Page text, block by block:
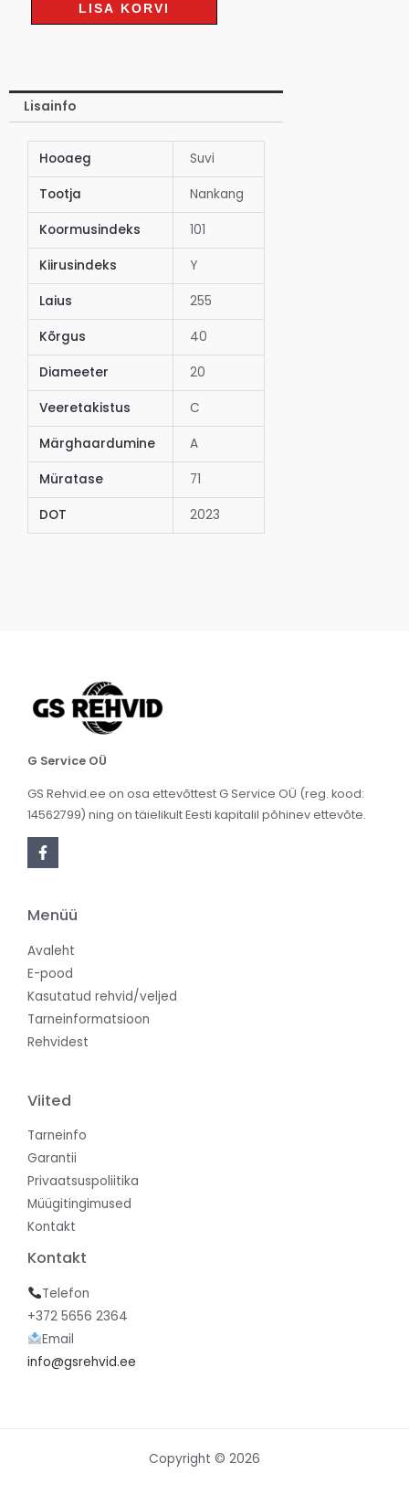
LISA KORVI
Lisainfo
Hooaeg Suvi
Tootja Nankang
Koormusindeks 101
Kiirusindeks Y
Laius 255
Kõrgus 40
Diameeter 20
Veeretakistus C
Märghaardumine A
Müratase 71
DOT 2023
G Service OÜ
GS Rehvid.ee on osa ettevõttest G Service OÜ (reg. kood:
14562799) ning on täielikult Eesti kapitalil põhinev ettevõte.
Menüü
Avaleht
E-pood
Kasutatud rehvid/veljed
Tarneinformatsioon
Rehvidest
Viited
Tarneinfo
Garantii
Privaatsuspoliitika
Müügitingimused
Kontakt
Kontakt
Telefon
+372 5656 2364
Email
info@gsrehvid.ee
Copyright © 2026